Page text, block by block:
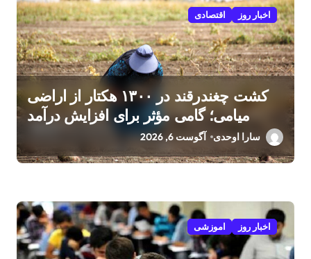
اخبار روز اقتصادی
کشت چغندرقند در ۱۳۰۰ هکتار از اراضی
میامی؛ گامی مؤثر برای افزایش درآمد
سارا اوحدی آگوست 6, 2026
اخبار روز اموزشی